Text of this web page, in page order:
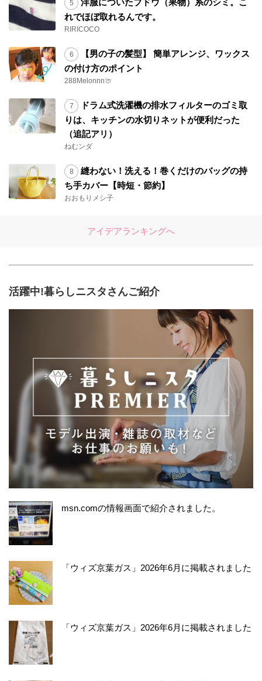
洋服についたブドウ（果物）系のシミ。こ
れでほぼ取れるんです。
RIRICOCO
【男の子の髪型】 簡単アレンジ、ワックス
の付け方のポイント
288Melonnn🍈
ドラム式洗濯機の排水フィルターのゴミ取
りは、キッチンの水切りネットが便利だった
（追記アリ）
ねむンダ
縫わない！洗える！巻くだけのバッグの持
ち手カバー【時短・節約】
おおもりメシ子
アイデアランキングへ
活躍中!暮らしニスタさんご紹介
msn.comの情報画面で紹介されました。
「ウィズ京葉ガス」2026年6月に掲載されました
「ウィズ京葉ガス」2026年6月に掲載されました